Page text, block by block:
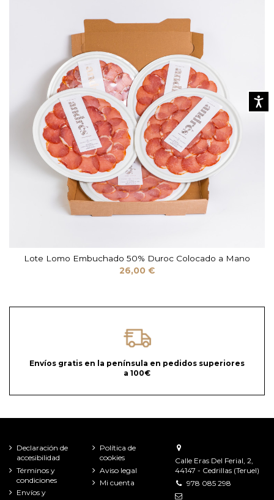
Lote Lomo Embuchado 50% Duroc Colocado a Mano
26,00 €
Envíos gratis en la península en pedidos superiores
a 100€
Declaración de
accesibilidad
Términos y
condiciones
Envíos y
Política de
cookies
Aviso legal
Mi cuenta
Calle Eras Del Ferial, 2,
44147 - Cedrillas (Teruel)
978 085 298